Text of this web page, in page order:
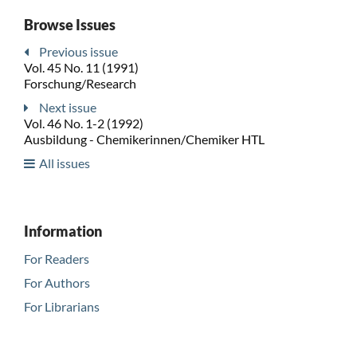
Browse Issues
Previous issue
Vol. 45 No. 11 (1991)
Forschung/Research
Next issue
Vol. 46 No. 1-2 (1992)
Ausbildung - Chemikerinnen/Chemiker HTL
All issues
Information
For Readers
For Authors
For Librarians